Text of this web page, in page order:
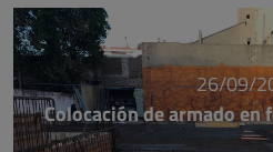
26/09/
Colocación de armado